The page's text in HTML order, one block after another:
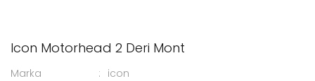
Icon Motorhead 2 Deri Mont
Marka
icon